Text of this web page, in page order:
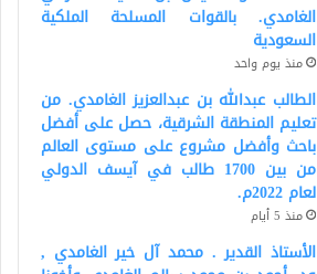
الغامدي. بالقوات المسلحة الملكية
السعودية
منذ يوم واحد
الطالب عبدالله بن عبدالعزيز الغامدي. من
تعليم المنطقة الشرقية، حصل على أفضل
باحث وأفضل مشروع على مستوى العالم
من بين 1700 طالب في آيسف الدولي
لعام 2022م.
منذ 5 أيام
الأستاذ القدير . محمد آل خير الغامدي ,